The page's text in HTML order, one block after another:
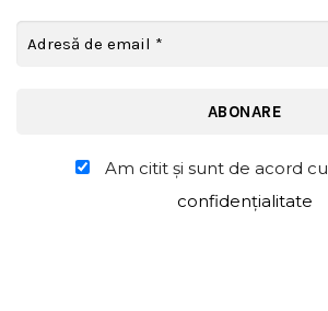
Am citit şi sunt de acord cu
confidențialitate